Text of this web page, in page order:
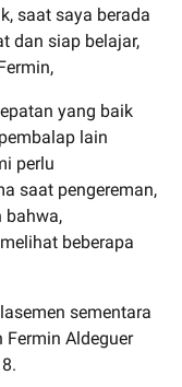
saat saya berada
dan siap belajar,
yang baik
lain
perlu
saat pengereman,
bahwa,
beberapa
sementara
Fermin Aldeguer